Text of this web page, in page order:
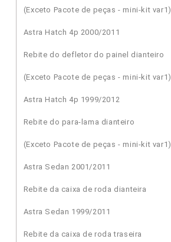
(Exceto Pacote de peças - mini-kit var1)
Astra Hatch 4p 2000/2011
Rebite do defletor do painel dianteiro
(Exceto Pacote de peças - mini-kit var1)
Astra Hatch 4p 1999/2012
Rebite do para-lama dianteiro
(Exceto Pacote de peças - mini-kit var1)
Astra Sedan 2001/2011
Rebite da caixa de roda dianteira
Astra Sedan 1999/2011
Rebite da caixa de roda traseira